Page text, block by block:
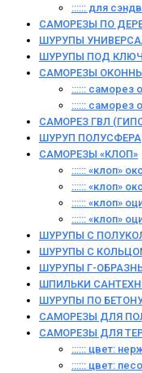
:::::: для
САМОРЕЗЫ ПО
ШУРУПЫ
ШУРУПЫ ПОД КЛЮЧ
САМОРЕЗЫ
:::::: саморез
:::::: саморез
САМОРЕЗ ГВЛ
ШУРУП ПОЛУСФЕРА
САМОРЕЗЫ «КЛОП»
:::::: «клоп»
:::::: «клоп»
:::::: «клоп»
:::::: «клоп»
ШУРУПЫ С
ШУРУПЫ С
ШУРУПЫ Г-
ШПИЛЬКИ
ШУРУПЫ ПО
САМОРЕЗЫ ДЛЯ
САМОРЕЗЫ ДЛЯ
:::::: цвет:
:::::: цвет: